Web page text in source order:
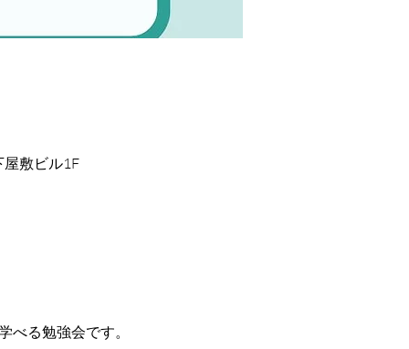
敷ビル1F
べる勉強会です。